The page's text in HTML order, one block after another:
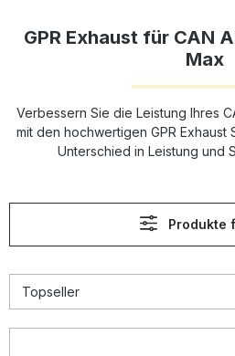
GPR Exhaust für CAN
Max
Verbessern Sie die Leistung Ihres
mit den hochwertigen GPR Exhaust
Unterschied in Leistung und
Produkte